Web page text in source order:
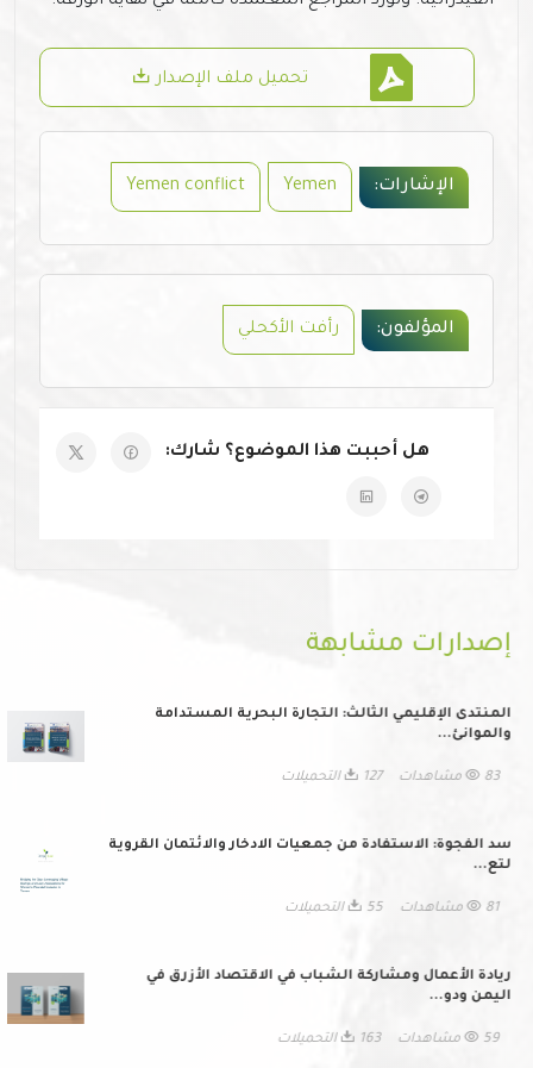
تحميل ملف الإصدار
الإشارات: Yemen
Yemen conflict
المؤلفون: رأفت الأكحلي
هل أحببت هذا الموضوع؟ شارك:
إصدارات مشابهة
المنتدى الإقليمي الثالث: التجارة البحرية المستدامة
والموانئ...
83 مشاهدات 127 التحميلات
سد الفجوة: الاستفادة من جمعيات الادخار والائتمان القروية
لتع...
81 مشاهدات 55 التحميلات
ريادة الأعمال ومشاركة الشباب في الاقتصاد الأزرق في
اليمن ودو...
59 مشاهدات 163 التحميلات